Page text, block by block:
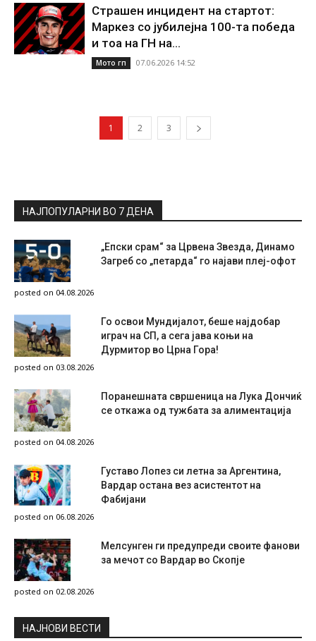
Страшен инцидент на стартот:
Маркез со јубилејна 100-та победа
и тоа на ГН на...
Мото гп 07.06.2026 14:52
1 2 3
НАЈПОПУЛАРНИ ВО 7 ДЕНА
„Епски срам“ за Црвена Звезда, Динамо
Загреб со „петарда“ го најави плеј-офот
posted on 04.08.2026
Го освои Мундијалот, беше најдобар
играч на СП, а сега јава коњи на
Дурмитор во Црна Гора!
posted on 03.08.2026
Поранешната свршеница на Лука Дончиќ
се откажа од тужбата за алиментација
posted on 04.08.2026
Густаво Лопез си летна за Аргентина,
Вардар остана вез асистентот на
Фабијани
posted on 06.08.2026
Мелсунген ги предупреди своите фанови
за мечот со Вардар во Скопје
posted on 02.08.2026
НAЈНОВИ ВЕСТИ